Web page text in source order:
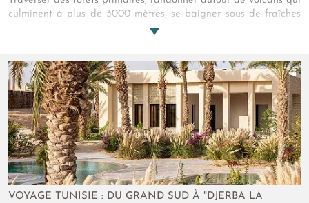
culminent à plus de 3000 mètres, se baigner sous de fraîches
cascades, plonger dans les eaux translucides de canyons
sans modération… au son du Sega !
VOYAGE TUNISIE : DU GRAND SUD À "DJERBA LA